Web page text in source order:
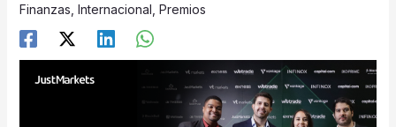
Finanzas Internacional Premios